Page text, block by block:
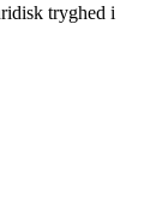
tryghed i